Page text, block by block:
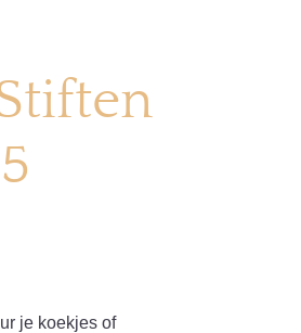
je koekjes of